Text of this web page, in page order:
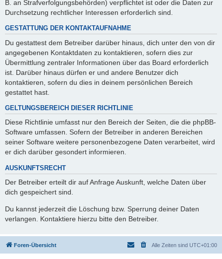
B. an Strafverfolgungsbehörden) verpflichtet ist oder die Daten zur
Durchsetzung rechtlicher Interessen erforderlich sind.
GESTATTUNG DER KONTAKTAUFNAHME
Du gestattest dem Betreiber darüber hinaus, dich unter den von dir
angegebenen Kontaktdaten zu kontaktieren, sofern dies zur
Übermittlung zentraler Informationen über das Board erforderlich
ist. Darüber hinaus dürfen er und andere Benutzer dich
kontaktieren, sofern du dies in deinem persönlichen Bereich
gestattet hast.
GELTUNGSBEREICH DIESER RICHTLINIE
Diese Richtlinie umfasst nur den Bereich der Seiten, die die phpBB-
Software umfassen. Sofern der Betreiber in anderen Bereichen
seiner Software weitere personenbezogene Daten verarbeitet, wird
er dich darüber gesondert informieren.
AUSKUNFTSRECHT
Der Betreiber erteilt dir auf Anfrage Auskunft, welche Daten über
dich gespeichert sind.
Du kannst jederzeit die Löschung bzw. Sperrung deiner Daten
verlangen. Kontaktiere hierzu bitte den Betreiber.
Foren-Übersicht Alle Zeiten sind UTC+01:00